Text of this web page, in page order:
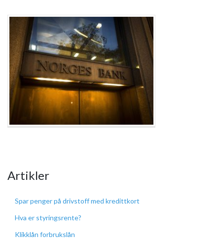
Artikler
Spar penger på drivstoff med kredittkort
Hva er styringsrente?
Klikklån forbrukslån